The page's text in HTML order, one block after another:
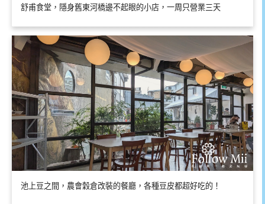
舒甫食堂，隱身舊東河橋邊不起眼的小店，一周只營業三天
池上豆之間，農會穀倉改裝的餐廳，各種豆皮都超好吃的！